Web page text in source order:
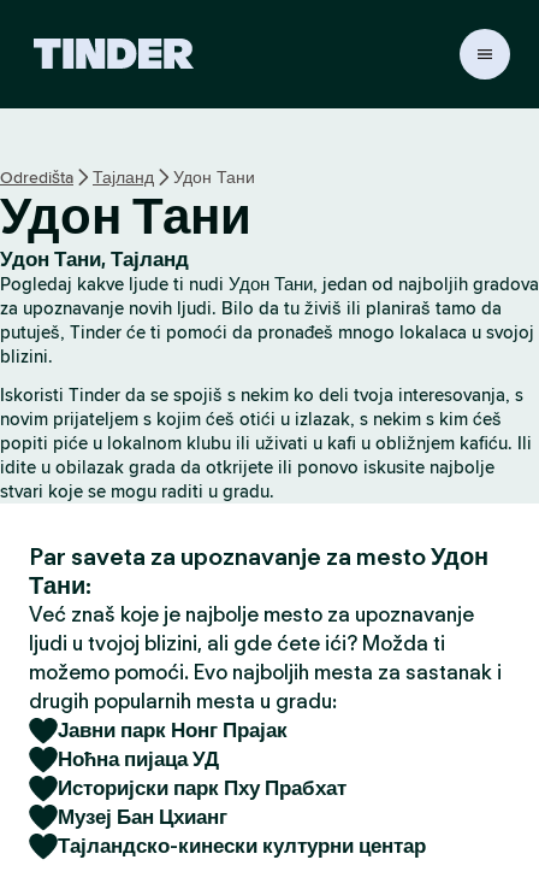
r
p
o
e
t
n
t
r
a
n
a
Odredišta Тајланд Удон Тани
Удон Тани
Удон Тани, Тајланд
Pogledaj kakve ljude ti nudi Удон Тани, jedan od najboljih gradova
za upoznavanje novih ljudi. Bilo da tu živiš ili planiraš tamo da
putuješ, Tinder će ti pomoći da pronađeš mnogo lokalaca u svojoj
blizini.
Iskoristi Tinder da se spojiš s nekim ko deli tvoja interesovanja, s
novim prijateljem s kojim ćeš otići u izlazak, s nekim s kim ćeš
popiti piće u lokalnom klubu ili uživati u kafi u obližnjem kafiću. Ili
idite u obilazak grada da otkrijete ili ponovo iskusite najbolje
stvari koje se mogu raditi u gradu.
Par saveta za upoznavanje za mesto Удон
Тани:
Već znaš koje je najbolje mesto za upoznavanje
ljudi u tvojoj blizini, ali gde ćete ići? Možda ti
možemo pomoći. Evo najboljih mesta za sastanak i
drugih popularnih mesta u gradu:
Јавни парк Нонг Прајак
Ноћна пијаца УД
Историјски парк Пху Прабхат
Музеј Бан Цхианг
Тајландско-кинески културни центар